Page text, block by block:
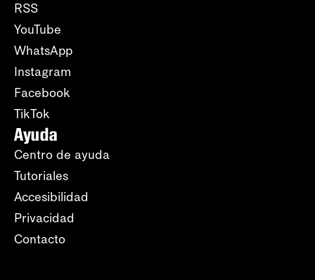
RSS
YouTube
WhatsApp
Instagram
Facebook
TikTok
Ayuda
Centro de ayuda
Tutoriales
Accesibilidad
Privacidad
Contacto